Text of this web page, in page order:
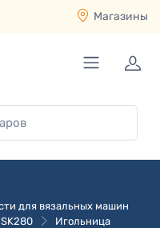
Магазины
для вязальных машин
Игольница